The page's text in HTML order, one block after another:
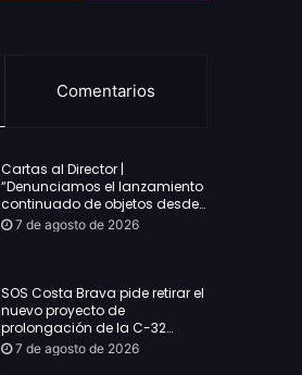
Comentarios
Cartas al Director |
“Denunciamos el lanzamiento
continuado de objetos desde
alojamientos turísticos a
7 de agosto de 2026
SOS Costa Brava pide retirar el
nuevo proyecto de
prolongación de la C-32
hasta Lloret y reclama la
7 de agosto de 2026